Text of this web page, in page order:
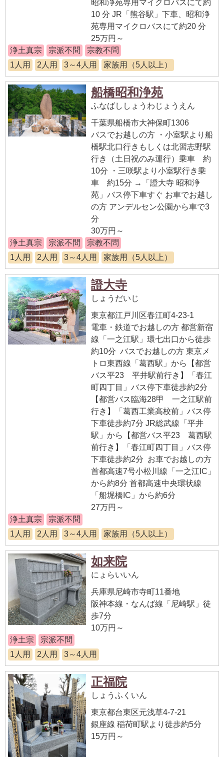
昭和浄苑専用マイクロバスにて約
10 分 JR「熊谷駅」下車、昭和浄
苑専用マイクロバスにて約20 分
25万円～
浄土真宗
宗派不問
宗教不問
1人用
2人用 3～4人用 家族用（5人以上）
船橋昭和浄苑
ふなばししょうわじょうえん
千葉県船橋市大神保町1306
バスでお越しの方 ・小室駅より船
橋駅北口行きもしくは北習志野駅
行き（土日祝のみ運行）乗車 約
10分 ・三咲駅より小室駅行き乗
車 約15分 →「證大寺 昭和浄
苑」バス停下車すぐ お車でお越し
の方 アンデルセン公園から車で3
分
30万円～
浄土真宗
宗派不問
宗教不問
1人用
2人用 3～4人用 家族用（5人以上）
證大寺
しょうだいじ
東京都江戸川区春江町4-23-1
電車・鉄道でお越しの方 都営新宿
線「一之江駅」環七出口から徒歩
約10分 バスでお越しの方 東京メ
トロ東西線「葛西駅」から【都営
バス平23 平井駅前行き】「春江
町四丁目」バス停下車徒歩約2分
【都営バス臨海28甲 一之江駅前
行き】「葛西工業高校前」バス停
下車徒歩約7分 JR総武線「平井
駅」から【都営バス平23 葛西駅
前行き】「春江町四丁目」バス停
下車徒歩約2分 お車でお越しの方
首都高速7号小松川線「一之江IC」
から約8分 首都高速中央環状線
「船堀橋IC」から約6分
27万円～
浄土真宗
宗派不問
1人用
2人用 3～4人用 家族用（5人以上）
如来院
にょらいいん
兵庫県尼崎市寺町11番地
阪神本線・なんば線「尼崎駅」徒
歩7分
10万円～
浄土宗
宗派不問
1人用
2人用 3～4人用
正福院
しょうふくいん
東京都台東区元浅草4-7-21
銀座線 稲荷町駅より徒歩約5分
15万円～